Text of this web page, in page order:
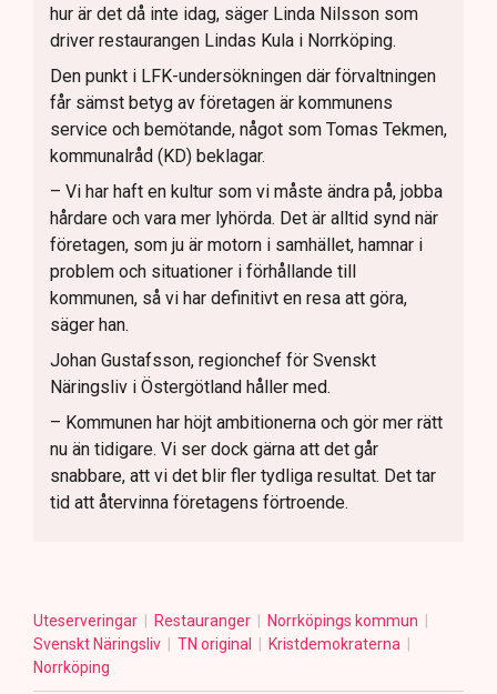
hur är det då inte idag, säger Linda Nilsson som
driver restaurangen Lindas Kula i Norrköping.
Den punkt i LFK-undersökningen där förvaltningen
får sämst betyg av företagen är kommunens
service och bemötande, något som Tomas Tekmen,
kommunalråd (KD) beklagar.
– Vi har haft en kultur som vi måste ändra på, jobba
hårdare och vara mer lyhörda. Det är alltid synd när
företagen, som ju är motorn i samhället, hamnar i
problem och situationer i förhållande till
kommunen, så vi har definitivt en resa att göra,
säger han.
Johan Gustafsson, regionchef för Svenskt
Näringsliv i Östergötland håller med.
– Kommunen har höjt ambitionerna och gör mer rätt
nu än tidigare. Vi ser dock gärna att det går
snabbare, att vi det blir fler tydliga resultat. Det tar
tid att återvinna företagens förtroende.
Uteserveringar Restauranger
Norrköpings kommun
Svenskt Näringsliv
TN original
Kristdemokraterna
Norrköping